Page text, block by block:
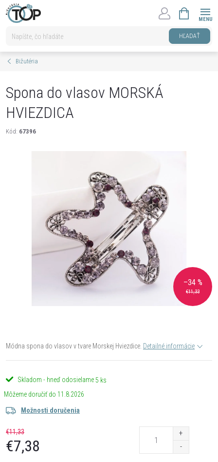
Prejsť
na
HĽADAŤ
KOŠÍK
Bižutéria
Spona do vlasov MORSKÁ
HVIEZDICA
Kód: 67396
€11,33
–34 %
Módna spona do vlasov v tvare Morskej Hviezdice. Detailné informácie
Skladom - hneď odosielame5 ks
11.8.2026
Možnosti doručenia
€11,33
€7,38